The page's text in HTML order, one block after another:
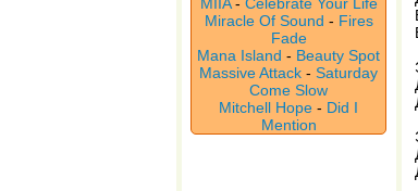
Miracle Of Sound - Fires
Fade
Mana Island - Beauty Spot
Massive Attack - Saturday
Come Slow
Mitchell Hope - Did I
Mention